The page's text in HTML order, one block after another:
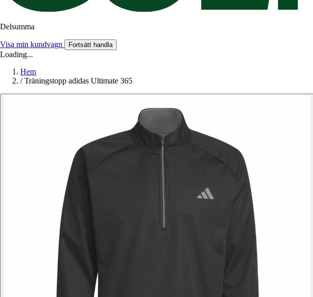
Delsumma
Visa min kundvagn Fortsätt handla
Loading...
Hem
/ Träningstopp adidas Ultimate 365